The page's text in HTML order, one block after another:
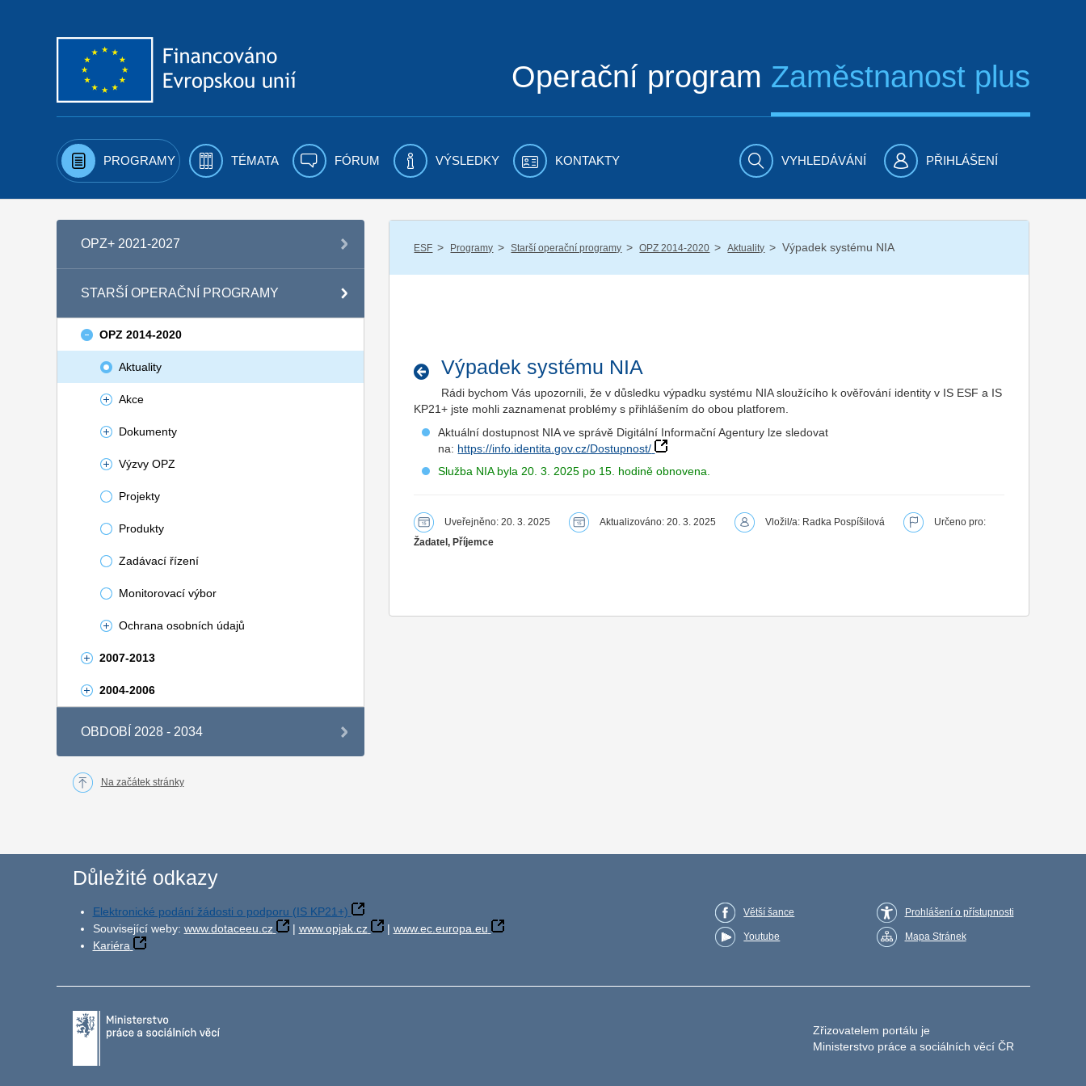
Operační program Zaměstnanost plus
PROGRAMY TÉMATA FÓRUM VÝSLEDKY KONTAKTY VYHLEDÁVÁNÍ PŘIHLÁŠENÍ
OPZ+ 2021-2027
STARŠÍ OPERAČNÍ PROGRAMY
OPZ 2014-2020
Aktuality
Akce
Dokumenty
Výzvy OPZ
Projekty
Produkty
Zadávací řízení
Monitorovací výbor
Ochrana osobních údajů
2007-2013
2004-2006
OBDOBÍ 2028 - 2034
ESF / Programy / Starší operační programy / OPZ 2014-2020 / Aktuality / Výpadek systému NIA
Výpadek systému NIA
Rádi bychom Vás upozornili, že v důsledku výpadku systému NIA sloužícího k ověřování identity v IS ESF a IS
KP21+ jste mohli zaznamenat problémy s přihlášením do obou platforem.
Aktuální dostupnost NIA ve správě Digitální Informační Agentury lze sledovat
na: https://info.identita.gov.cz/Dostupnost/
Služba NIA byla 20. 3. 2025 po 15. hodině obnovena.
Uveřejněno: 20. 3. 2025 Aktualizováno: 20. 3. 2025 Vložil/a: Radka Pospíšilová
Určeno pro:
Žadatel, Příjemce
Na začátek stránky
Důležité odkazy
Elektronické podání žádosti o podporu (IS KP21+)
Související weby: www.dotaceeu.cz | www.opjak.cz | www.ec.europa.eu
Kariéra
Větší šance
Youtube
Prohlášení o přístupnosti
Mapa Stránek
Zřizovatelem portálu je
Ministerstvo práce a sociálních věcí ČR